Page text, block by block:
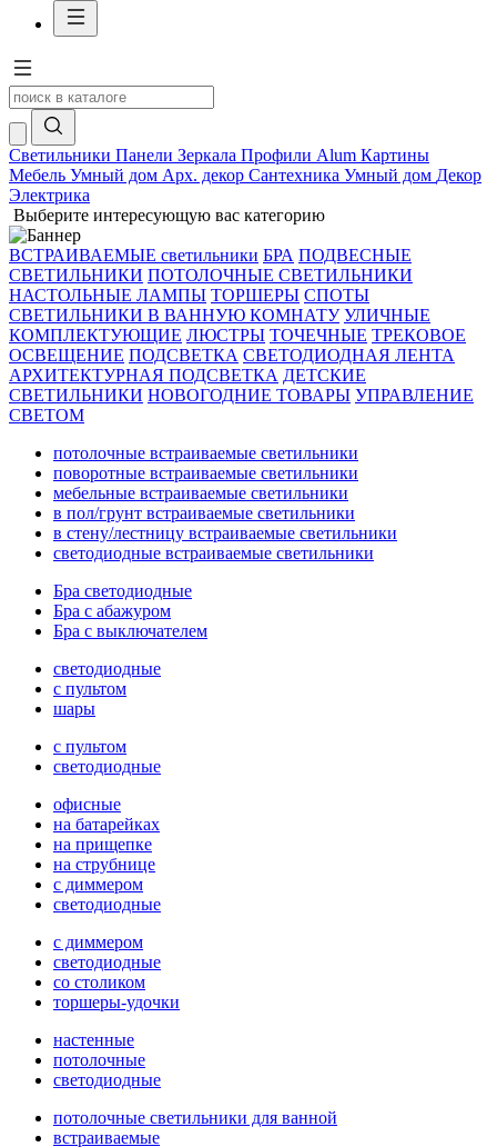
Светильники Панели Зеркала Профили Alum Картины
Мебель Умный дом Арх. декор Сантехника Умный дом Декор
Электрика
Выберите интересующую вас категорию
ВСТРАИВАЕМЫЕ светильники БРА ПОДВЕСНЫЕ
СВЕТИЛЬНИКИ ПОТОЛОЧНЫЕ СВЕТИЛЬНИКИ
НАСТОЛЬНЫЕ ЛАМПЫ ТОРШЕРЫ СПОТЫ
СВЕТИЛЬНИКИ В ВАННУЮ КОМНАТУ УЛИЧНЫЕ
КОМПЛЕКТУЮЩИЕ ЛЮСТРЫ ТОЧЕЧНЫЕ ТРЕКОВОЕ
ОСВЕЩЕНИЕ ПОДСВЕТКА СВЕТОДИОДНАЯ ЛЕНТА
АРХИТЕКТУРНАЯ ПОДСВЕТКА ДЕТСКИЕ
СВЕТИЛЬНИКИ НОВОГОДНИЕ ТОВАРЫ УПРАВЛЕНИЕ
СВЕТОМ
потолочные встраиваемые светильники
поворотные встраиваемые светильники
мебельные встраиваемые светильники
в пол/грунт встраиваемые светильники
в стену/лестницу встраиваемые светильники
светодиодные встраиваемые светильники
Бра светодиодные
Бра с абажуром
Бра с выключателем
светодиодные
с пультом
шары
с пультом
светодиодные
офисные
на батарейках
на прищепке
на струбнице
с диммером
светодиодные
с диммером
светодиодные
со столиком
торшеры-удочки
настенные
потолочные
светодиодные
потолочные светильники для ванной
встраиваемые